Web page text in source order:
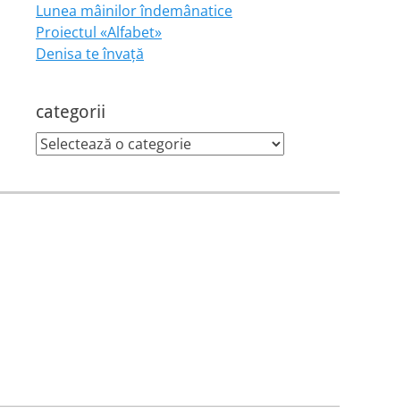
Lunea mâinilor îndemânatice
Proiectul «Alfabet»
Denisa te învaţă
categorii
categorii